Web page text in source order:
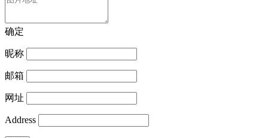
确定
昵称
邮箱
网址
Address